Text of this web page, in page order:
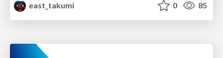
east_takumi
0 85